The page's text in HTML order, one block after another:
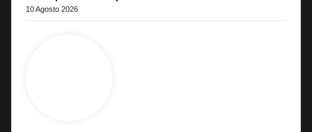
10 Agosto 2026